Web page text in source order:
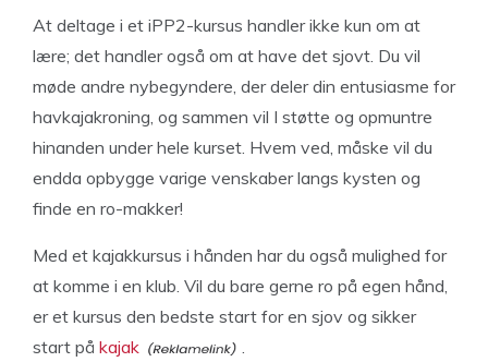
At deltage i et iPP2-kursus handler ikke kun om at
lære; det handler også om at have det sjovt. Du vil
møde andre nybegyndere, der deler din entusiasme for
havkajakroning, og sammen vil I støtte og opmuntre
hinanden under hele kurset. Hvem ved, måske vil du
endda opbygge varige venskaber langs kysten og
finde en ro-makker!
Med et kajakkursus i hånden har du også mulighed for
at komme i en klub. Vil du bare gerne ro på egen hånd,
er et kursus den bedste start for en sjov og sikker
start på kajak .